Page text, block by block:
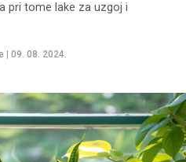
pri tome lake za uzgoj i
09. 08. 2024.